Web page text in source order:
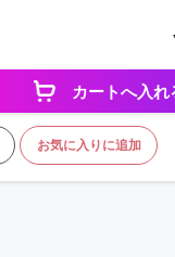
カートへ入れ
お気に入りに追加